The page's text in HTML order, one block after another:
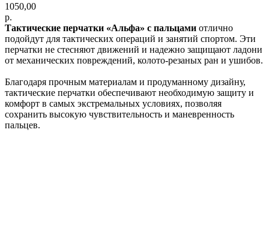
1050,00
р.
Тактические перчатки «Альфа» с пальцами отлично
подойдут для тактических операций и занятий спортом. Эти
перчатки не стесняют движений и надежно защищают ладони
от механических повреждений, колото-резаных ран и ушибов.
Благодаря прочным материалам и продуманному дизайну,
тактические перчатки обеспечивают необходимую защиту и
комфорт в самых экстремальных условиях, позволяя
сохранить высокую чувствительность и маневренность
пальцев.